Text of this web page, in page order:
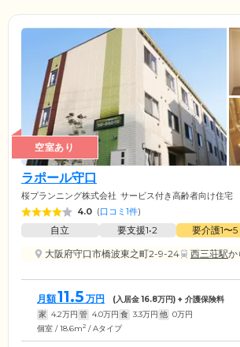
空室あり
ラポール守口
桜プランニング株式会社 サービス付き高齢者向け住宅
4.0 (口コミ1件)
自立 要支援1•2 要介護1〜5
大阪府守口市橋波東之町2-9-24
西三荘駅か
月額11.5 万円 (入居金16.8万円) + 介護保険料
家 4.2万円 管 4.0万円 食 3.3万円 他 0万円
個室 / 18.6m2 / Aタイプ